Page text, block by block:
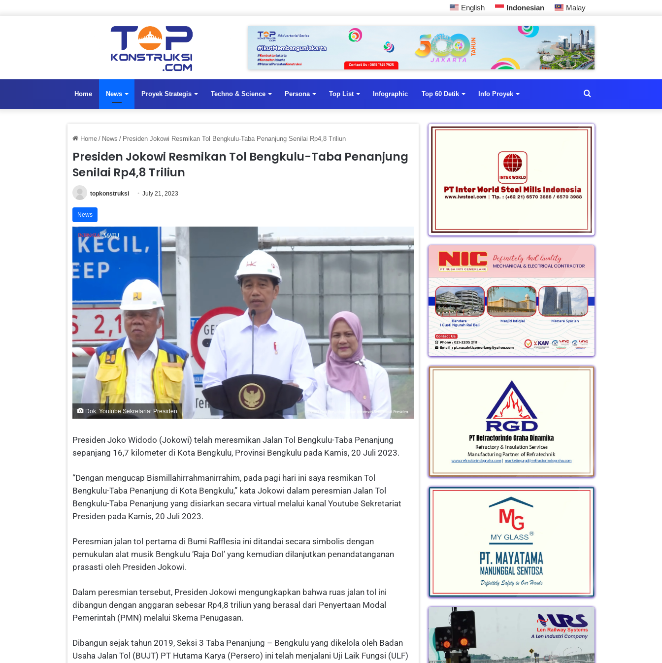
English Indonesian Malay
Home News Proyek Strategis Techno & Science Persona Top List Infographic Top 60 Detik Info Proyek
Home / News / Presiden Jokowi Resmikan Tol Bengkulu-Taba Penanjung Senilai Rp4,8 Triliun
Presiden Jokowi Resmikan Tol Bengkulu-Taba Penanjung
Senilai Rp4,8 Triliun
topkonstruksi July 21, 2023
News
Dok. Youtube Sekretariat Presiden
Presiden Joko Widodo (Jokowi) telah meresmikan Jalan Tol Bengkulu-Taba Penanjung
sepanjang 16,7 kilometer di Kota Bengkulu, Provinsi Bengkulu pada Kamis, 20 Juli 2023.
“Dengan mengucap Bismillahirrahmanirrahim, pada pagi hari ini saya resmikan Tol
Bengkulu-Taba Penanjung di Kota Bengkulu,” kata Jokowi dalam peresmian Jalan Tol
Bengkulu-Taba Penanjung yang disiarkan secara virtual melalui kanal Youtube Sekretariat
Presiden pada Kamis, 20 Juli 2023.
Peresmian jalan tol pertama di Bumi Rafflesia ini ditandai secara simbolis dengan
pemukulan alat musik Bengkulu ‘Raja Dol’ yang kemudian dilanjutkan penandatanganan
prasasti oleh Presiden Jokowi.
Dalam peresmian tersebut, Presiden Jokowi mengungkapkan bahwa ruas jalan tol ini
dibangun dengan anggaran sebesar Rp4,8 triliun yang berasal dari Penyertaan Modal
Pemerintah (PMN) melalui Skema Penugasan.
Dibangun sejak tahun 2019, Seksi 3 Taba Penanjung – Bengkulu yang dikelola oleh Badan
Usaha Jalan Tol (BUJT) PT Hutama Karya (Persero) ini telah menjalani Uji Laik Fungsi (ULF)